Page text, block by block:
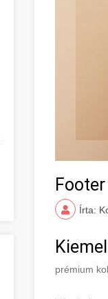
Írta:
prémium